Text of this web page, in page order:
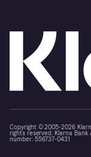
Copyright © 2005-2026
rights reserved. Klarna Bank
number: 556737-0431